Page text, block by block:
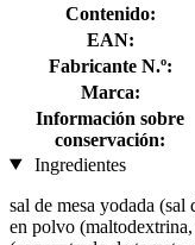
Contenido:
EAN:
Fabricante N.º:
Marca:
Información sobre
conservación:
Ingredientes
sal de mesa yodada
en polvo